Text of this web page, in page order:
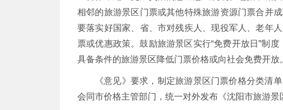
相邻的旅游景区门票或其他特殊旅游资源门票合并
要落实好国家、省、市对残疾人、现役军人、老年
票或优惠政策。鼓励旅游景区实行“免费开放日”制
具备条件的旅游景区降低门票价格或向社会免费开放。
《意见》要求，制定旅游景区门票价格分类清
会同市价格主管部门，统一对外发布《沈阳市旅游景